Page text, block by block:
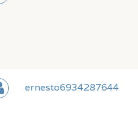
ernesto6934287644